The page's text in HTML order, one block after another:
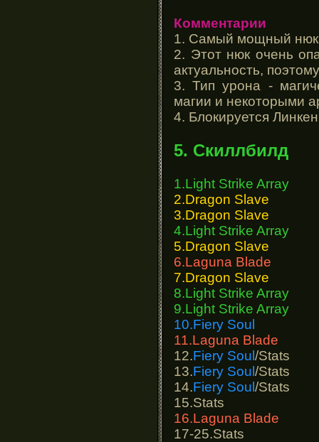
Комментарии
1. Самый мощный нюк
2. Этот нюк очень
актуальность,
3. Тип урона -
магии и некоторыми
4. Блокируется
5. Скиллбилд
1.Light Strike Array
2.Dragon Slave
3.Dragon Slave
4.Light Strike Array
5.Dragon Slave
6.Laguna Blade
7.Dragon Slave
8.Light Strike Array
9.Light Strike Array
10.Fiery Soul
11.Laguna Blade
12.Fiery Soul/Stats
13.Fiery Soul/Stats
14.Fiery Soul/Stats
15.Stats
16.Laguna Blade
17-25.Stats